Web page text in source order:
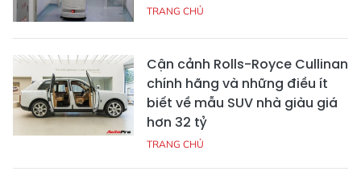
TRANG CHỦ
Cận cảnh Rolls-Royce Cullinan
chính hãng và những điều ít
biết về mẫu SUV nhà giàu giá
hơn 32 tỷ
TRANG CHỦ